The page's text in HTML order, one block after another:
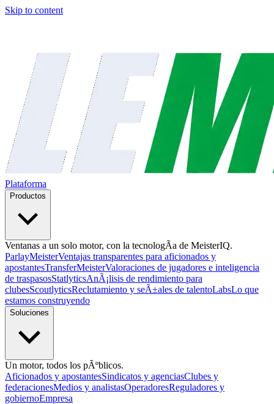
Skip to content
Plataforma
Productos
Ventanas a un solo motor, con la tecnologÃ­a de MeisterIQ.
ParlayMeisterVentajas transparentes para aficionados y
apostantesTransferMeisterValoraciones de jugadores e inteligencia
de traspasosStatlyticsAnÃ¡lisis de rendimiento para
clubesScoutlyticsReclutamiento y seÃ±ales de talentoLabsLo que
estamos construyendo
Soluciones
Un motor, todos los pÃºblicos.
Aficionados y apostantesSindicatos y agenciasClubes y
federacionesMedios y analistasOperadoresReguladores y
gobiernoEmpresa